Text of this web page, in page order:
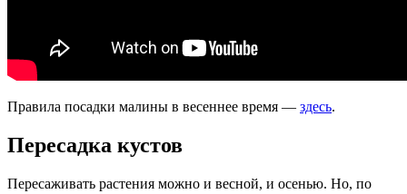
Правила посадки малины в весеннее время — здесь.
Пересадка кустов
Пересаживать растения можно и весной, и осенью. Но, по